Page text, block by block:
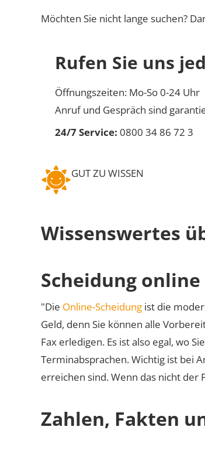
Möchten Sie nicht lange suchen?
Rufen Sie uns
Öffnungszeiten: Mo-So 0-24 Uhr
Anruf und Gespräch sind
24/7 Service: 0800 34 86 72 3
GUT ZU WISSEN
Wissenswertes
Scheidung
"Die Online-Scheidung ist die
Geld, denn Sie können alle
Fax erledigen. Es ist also egal, wo
Terminabsprachen. Wichtig ist bei
erreichen sind. Wenn das nicht der
Zahlen, Fakten